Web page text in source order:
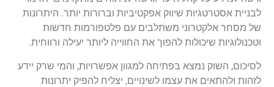
לבניית אסטרטגיות שיווק אפקטיביות וברורות יותר. היתרונות
של מסחר אלקטרוני משתלבים עם פלטפורמות חדשות
וטכנולוגיות שיכולות להפוך את החווייה ליותר יעילה ורווחית.
לסיכום, השוק נמצא בפתיחה למגוון אפשרויות, והמי שרק יידע
לזהות ולהתאים את עצמו לשינויים, יצליח להפיק יתרונות